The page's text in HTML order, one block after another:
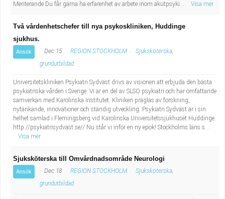
Meriterande Du får gärna ha erfarenhet av arbete inom akutpsyki...
Visa mer
Två vårdenhetschefer till nya psykoskliniken, Huddinge
sjukhus.
Ansök Dec 15 REGION STOCKHOLM
Sjuksköterska,
grundutbildad
Universitetskliniken Psykiatri Sydväst drivs av visionen att erbjuda den bästa
psykiatriska vården i Sverige. Vi är en del av SLSO psykiatri och har omfattande
samverkan med Karolinska Institutet. Kliniken präglas av forskning,
nytänkande, innovationer och ständig utveckling. Psykiatri Sydväst är i sin
helhet samlad i Flemingsberg vid Karolinska Universitetssjukhuset Huddinge.
http://psykiatrisydvast.se// Nu står vi inför en ny epok! Stockholms läns s...
Visa mer
Sjuksköterska till Omvårdnadsområde Neurologi
Ansök Dec 18 REGION STOCKHOLM
Sjuksköterska,
grundutbildad